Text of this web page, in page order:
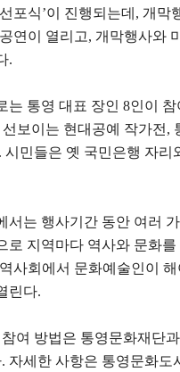
포식’이 진행되는데 , 개막
연이 열리고, 개막행사와
.
는 통영 대표 장인 8인이
보이는 현대공예 작가전 ,
. 시민들은 옛 국민은행 자리
서는 행사기간 동안 여러
로 지역마다 역사와 문화
사회에서 문화예술인이
린다.
여 방법은 통영문화재단
. 자세한 사항은 통영문화도